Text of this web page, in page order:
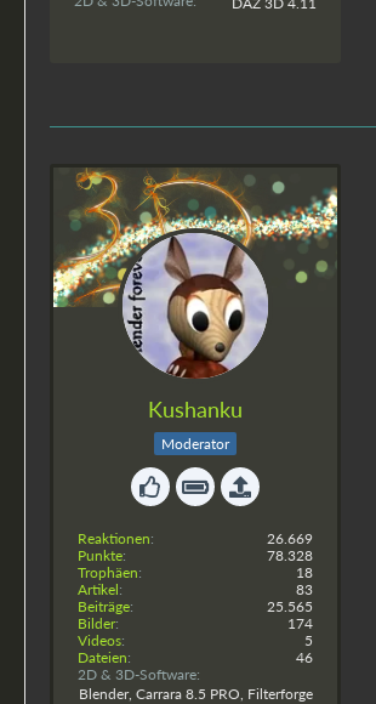
Kushanku
Moderator
Reaktionen
26.669
Punkte
78.328
Trophäen
18
Artikel
83
Beiträge
25.565
Bilder
174
Videos
5
Dateien
46
2D & 3D-Software
Blender, Carrara 8.5 PRO, Filterforge